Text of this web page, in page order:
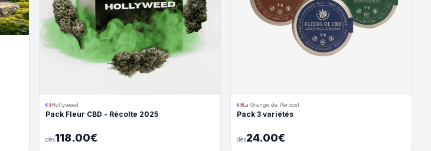
Hollyweed
Pack Fleur CBD - Récolte 2025
dès118.00€
La Grange de Perbost
Pack 3 variétés
dès24.00€